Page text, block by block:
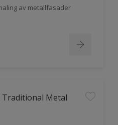
av metallfasader
Metal